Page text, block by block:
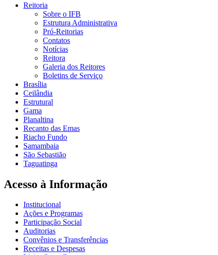
Reitoria
Sobre o IFB
Estrutura Administrativa
Pró-Reitorias
Contatos
Notícias
Reitora
Galeria dos Reitores
Boletins de Serviço
Brasília
Ceilândia
Estrutural
Gama
Planaltina
Recanto das Emas
Riacho Fundo
Samambaia
São Sebastião
Taguatinga
Acesso à Informação
Institucional
Ações e Programas
Participação Social
Auditorias
Convênios e Transferências
Receitas e Despesas